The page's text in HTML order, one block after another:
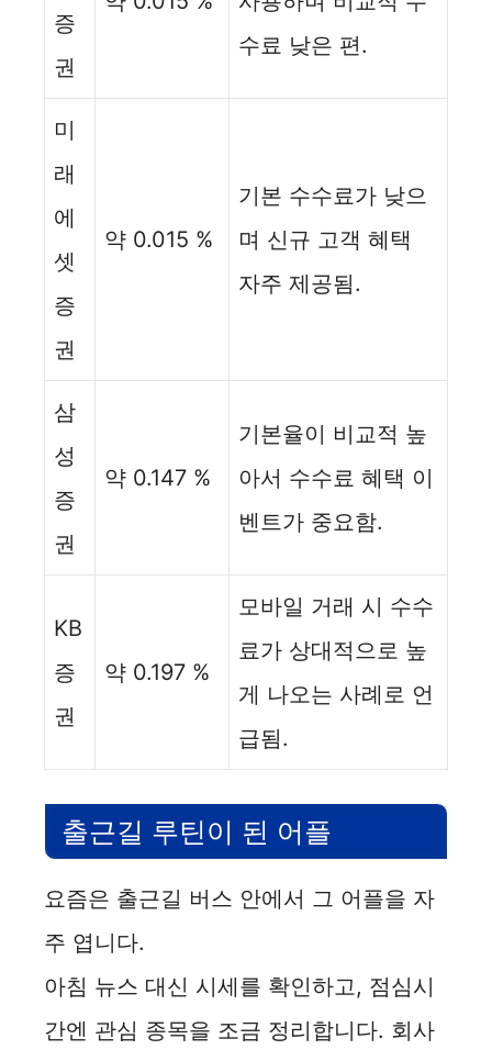
증
권
수료 낮은 편.
미
래
에
셋
증
권
약 0.015 %
기본 수수료가 낮으
며 신규 고객 혜택
자주 제공됨.
삼
성
증
권
약 0.147 %
기본율이 비교적 높
아서 수수료 혜택 이
벤트가 중요함.
KB
증
권
약 0.197 %
모바일 거래 시 수수
료가 상대적으로 높
게 나오는 사례로 언
급됨.
출근길 루틴이 된 어플
요즘은 출근길 버스 안에서 그 어플을 자
주 엽니다.
아침 뉴스 대신 시세를 확인하고, 점심시
간엔 관심 종목을 조금 정리합니다. 회사